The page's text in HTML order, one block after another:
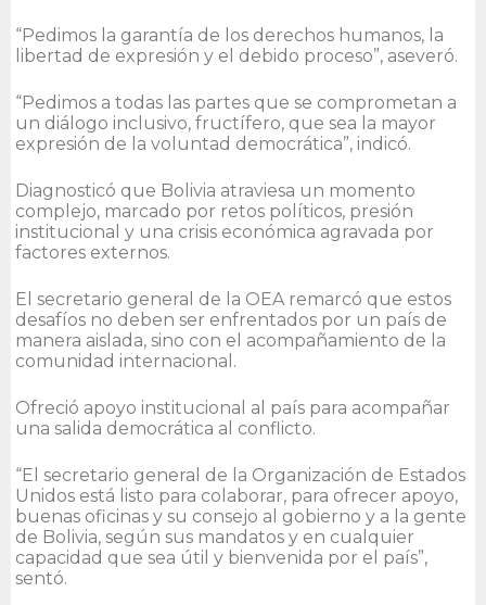
“Pedimos la garantía de los derechos humanos, la
libertad de expresión y el debido proceso”, aseveró.
“Pedimos a todas las partes que se comprometan a
un diálogo inclusivo, fructífero, que sea la mayor
expresión de la voluntad democrática”, indicó.
Diagnosticó que Bolivia atraviesa un momento
complejo, marcado por retos políticos, presión
institucional y una crisis económica agravada por
factores externos.
El secretario general de la OEA remarcó que estos
desafíos no deben ser enfrentados por un país de
manera aislada, sino con el acompañamiento de la
comunidad internacional.
Ofreció apoyo institucional al país para acompañar
una salida democrática al conflicto.
“El secretario general de la Organización de Estados
Unidos está listo para colaborar, para ofrecer apoyo,
buenas oficinas y su consejo al gobierno y a la gente
de Bolivia, según sus mandatos y en cualquier
capacidad que sea útil y bienvenida por el país”,
sentó.